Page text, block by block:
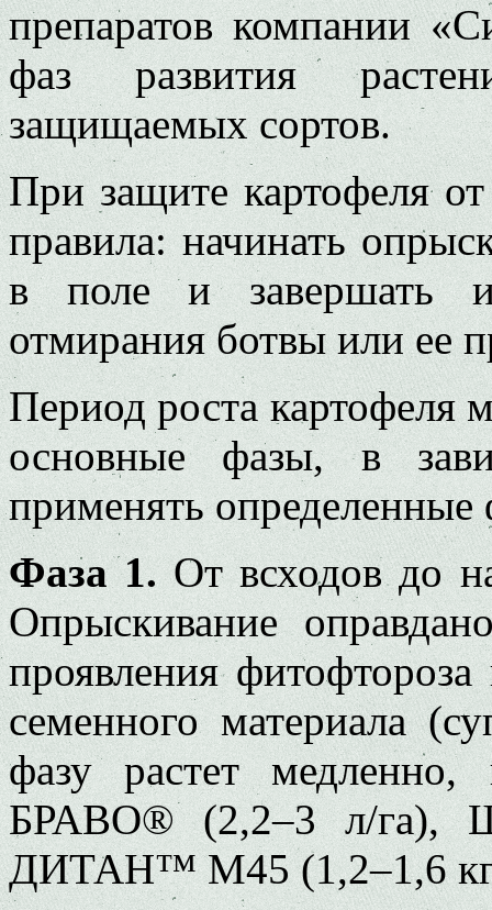
препаратов компании
фаз развития
защищаемых сортов.
При защите картофеля
правила: начинать
в поле и завершать
отмирания ботвы или ее
Период роста картофеля
основные фазы, в
применять
Фаза 1.От всходов до
Опрыскивание
проявления
семенного материала
фазу растет медленно,
БРАВО® (2,2–3 л/га),
ДИТАН™ М45 (1,2–1,6